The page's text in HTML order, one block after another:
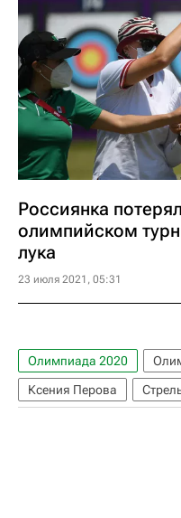
Россиянка
олимпийском
лука
23 июля 2021, 05:31
Олимпиада 2020
Ксения Перова